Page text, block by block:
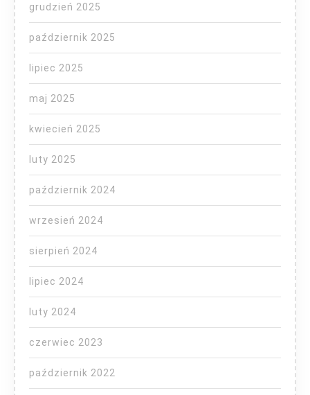
grudzień 2025
październik 2025
lipiec 2025
maj 2025
kwiecień 2025
luty 2025
październik 2024
wrzesień 2024
sierpień 2024
lipiec 2024
luty 2024
czerwiec 2023
październik 2022